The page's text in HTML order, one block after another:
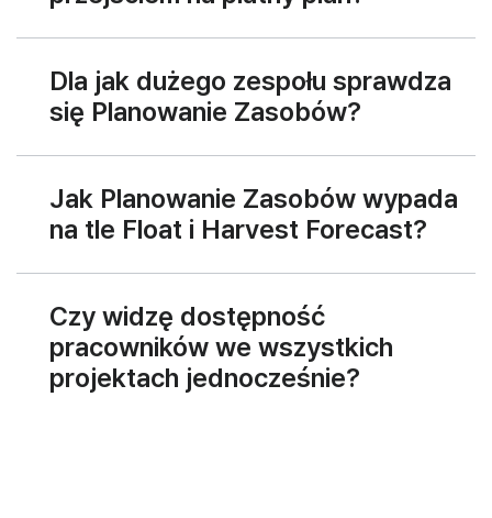
Dla jak dużego zespołu sprawdza
się Planowanie Zasobów?
Jak Planowanie Zasobów wypada
na tle Float i Harvest Forecast?
Czy widzę dostępność
pracowników we wszystkich
projektach jednocześnie?